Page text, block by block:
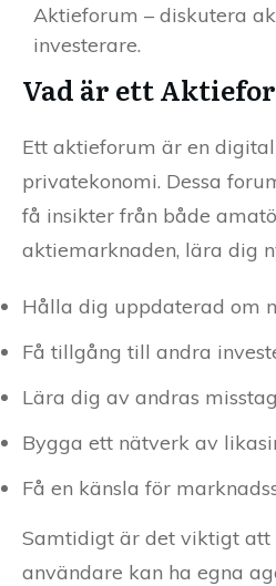
Aktieforum – diskutera
investerare.
Vad är ett
Ett aktieforum är en
privatekonomi. Dessa
få insikter från både
aktiemarknaden, lära dig
Hålla dig uppdaterad om
Få tillgång till andra
Lära dig av andras
Bygga ett nätverk av
Få en känsla för
Samtidigt är det viktigt att
användare kan ha egna